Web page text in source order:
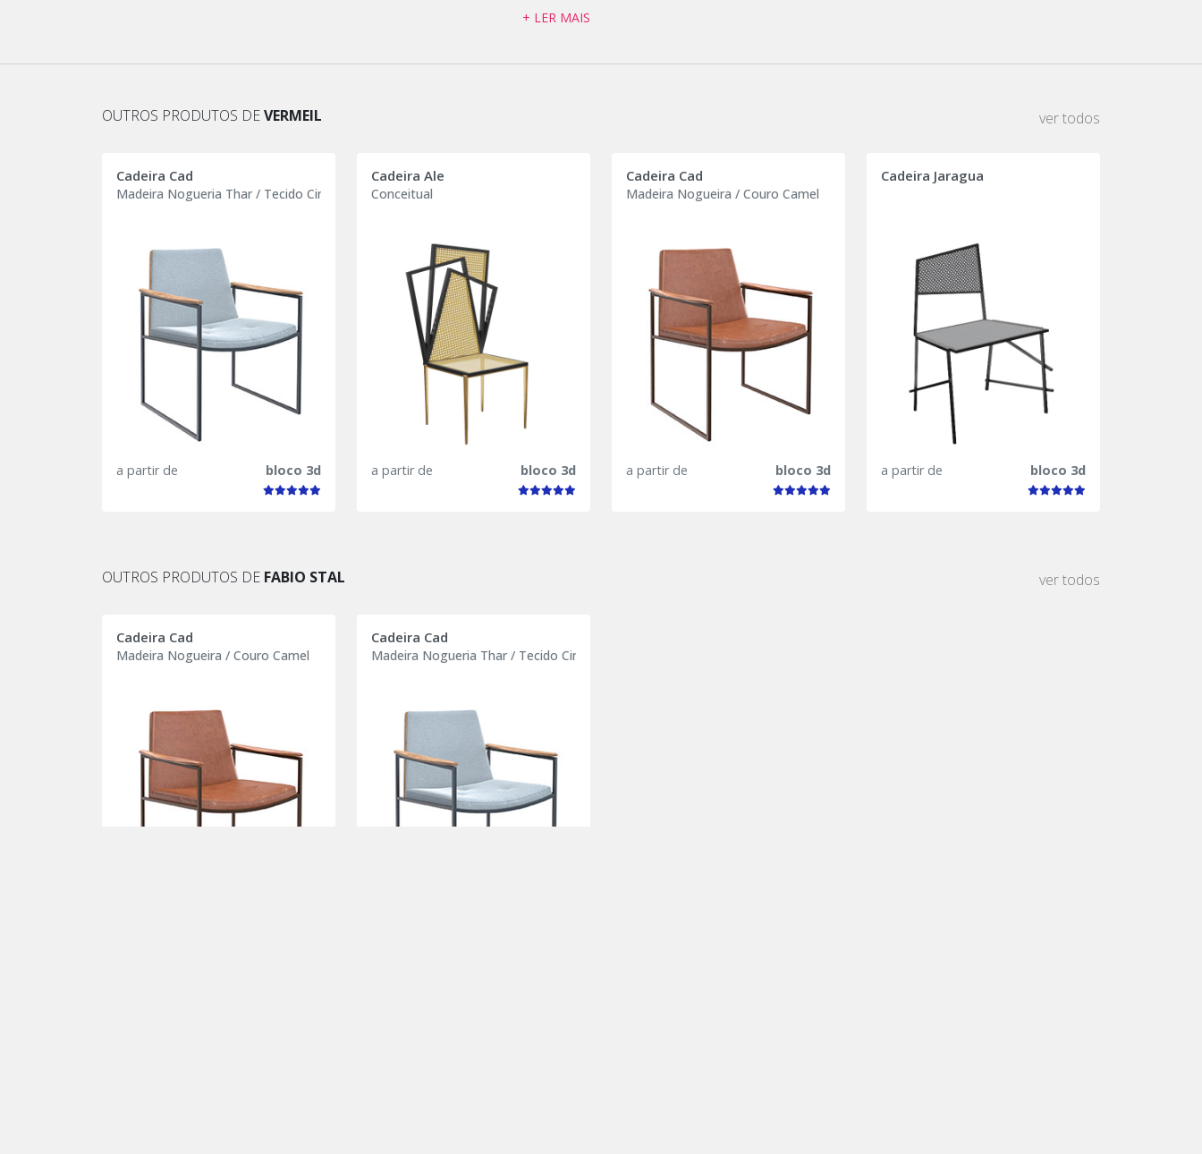
+ LER MAIS
OUTROS PRODUTOS DEVERMEIL ver todos
Cadeira Cad
Madeira Nogueria Thar / Tecido Cinza Azulado
a partir de bloco 3d
Cadeira Ale
Conceitual
a partir de bloco 3d
Cadeira Cad
Madeira Nogueira / Couro Camel
a partir de bloco 3d
Cadeira Jaragua
a partir de bloco 3d
OUTROS PRODUTOS DE FABIO STAL ver todos
Cadeira Cad
Madeira Nogueira / Couro Camel
Cadeira Cad
Madeira Nogueria Thar / Tecido Cinza Azulado